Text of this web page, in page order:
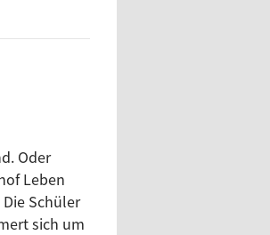
Oder
Leben
Schüler
sich um